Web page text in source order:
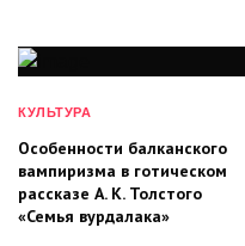
КУЛЬТУРА
Особенности балканского
вампиризма в готическом
рассказе А. К. Толстого
«Семья вурдалака»